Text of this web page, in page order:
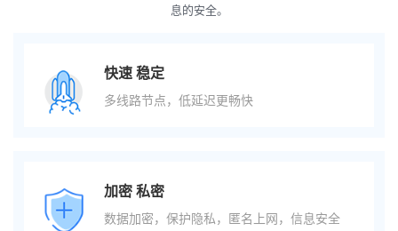
息的安全。
快速 稳定
多线路节点，低延迟更畅快
加密 私密
数据加密，保护隐私，匿名上网，信息安全